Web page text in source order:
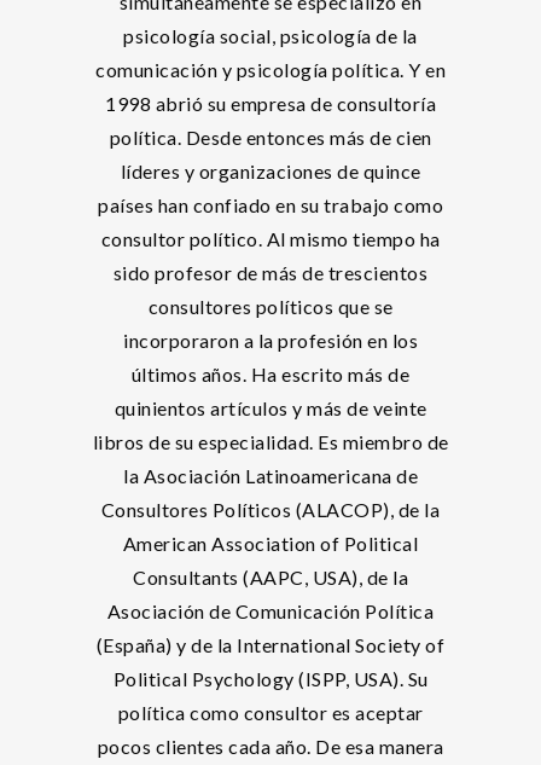
psicología social, psicología de la
comunicación y psicología política. Y en
1998 abrió su empresa de consultoría
política. Desde entonces más de cien
líderes y organizaciones de quince
países han confiado en su trabajo como
consultor político. Al mismo tiempo ha
sido profesor de más de trescientos
consultores políticos que se
incorporaron a la profesión en los
últimos años. Ha escrito más de
quinientos artículos y más de veinte
libros de su especialidad. Es miembro de
la Asociación Latinoamericana de
Consultores Políticos (ALACOP), de la
American Association of Political
Consultants (AAPC, USA), de la
Asociación de Comunicación Política
(España) y de la International Society of
Political Psychology (ISPP, USA). Su
política como consultor es aceptar
pocos clientes cada año. De esa manera